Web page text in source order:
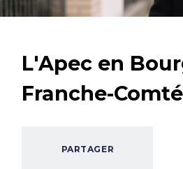
L'Apec en
Franche-Comté
PARTAGER